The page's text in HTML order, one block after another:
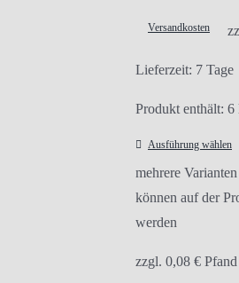
Versandkosten
Lieferzeit: 7 Tage
Produkt enthält: 6
Ausführung wählen
mehrere
können auf der
werden
zzgl. 0,08 € Pfand